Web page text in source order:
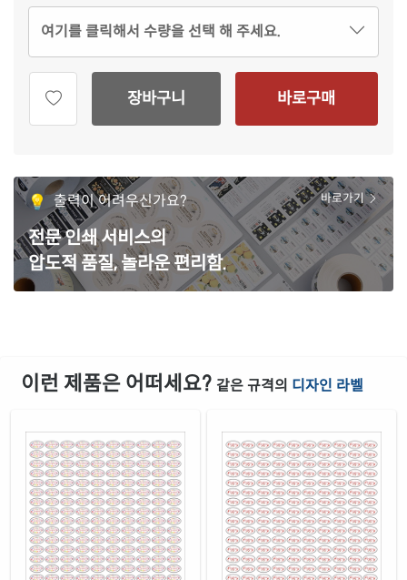
OL588B 잉크젯, 레이저 겸용
재질 설명
연녹색 모조
분홍색 모조
연노란색 모조
OL588Y잉크젯, 레이저 겸용
재질 설명
갈색 크라프트
OL588KR잉크젯, 레이저 겸용
재질 설명
주황색 모조
재질 설명
흰색 고광택 잉크젯
흰색 무광 방수 잉크젯
CJ588WU잉크젯 전용
재질 설명
흰색 광택 방수 잉크젯
CJ588LU잉크젯 전용
재질 설명
반투명 방수 잉크젯
CJ588TU잉크젯 전용
재질 설명
여기를 클릭해서 수량을 선택 해 주세요.
장바구니 바로구매
출력이 어려우신가요?
전문 인쇄 서비스의
압도적 품질, 놀라운 편리함.
바로가기
이런 제품은 어떠세요? 같은 규격의 디자인 라벨